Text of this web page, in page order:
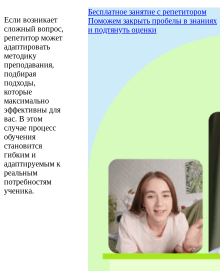
Если возникает
сложный вопрос,
репетитор может
адаптировать
методику
преподавания,
подбирая
подходы,
которые
максимально
эффективны для
вас. В этом
случае процесс
обучения
становится
гибким и
адаптируемым к
реальным
потребностям
ученика.
Бесплатное занятие с репетитором
Поможем закрыть пробелы в знаниях
и подтянуть оценки